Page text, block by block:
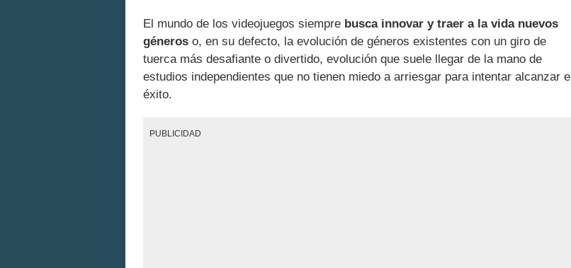
El mundo de los videojuegos siempre busca innovar y traer a la vida nuevos
géneros o, en su defecto, la evolución de géneros existentes con un giro de
tuerca más desafiante o divertido, evolución que suele llegar de la mano de
estudios independientes que no tienen miedo a arriesgar para intentar alcanzar el
éxito.
PUBLICIDAD